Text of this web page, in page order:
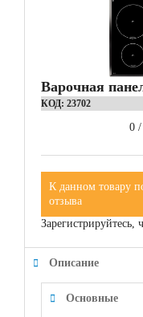
Варочная
КОД: 23702
0 /
К данном товару
отзыва
Зарегистрируйтесь,
Описание
Основные